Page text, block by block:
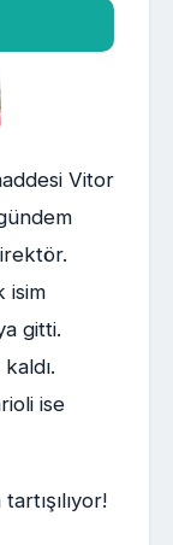
Vitor
isim
gitti.
ise